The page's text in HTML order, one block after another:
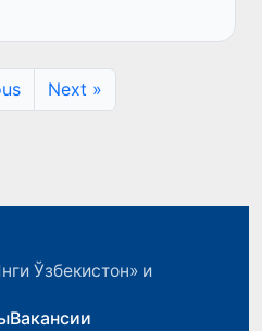
на альтернативные
осенне...
Next »
Ўзбекистон» и
Вакансии